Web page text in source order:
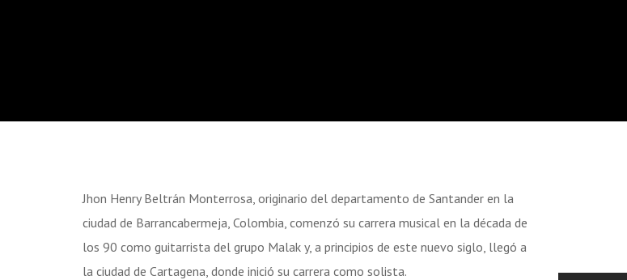
Jhon Henry Beltrán Monterrosa, originario del departamento de Santander en la
ciudad de Barrancabermeja, Colombia, comenzó su carrera musical en la década de
los 90 como guitarrista del grupo Malak y, a principios de este nuevo siglo, llegó a
la ciudad de Cartagena, donde inició su carrera como solista.